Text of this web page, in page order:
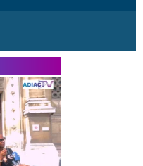
formés à
des
deux pays
coopération